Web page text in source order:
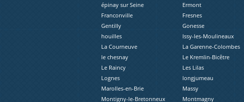
épinay sur Seine
Ermont
Franconville
Fresnes
Gentilly
Gonesse
houilles
Issy-les-Moulineaux
La Courneuve
La Garenne-Colombes
le chesnay
Le Kremlin-Bicêtre
Le Raincy
Les Lilas
Lognes
longjumeau
Marolles-en-Brie
Massy
Montigny-le-Bretonneux
Montmagny